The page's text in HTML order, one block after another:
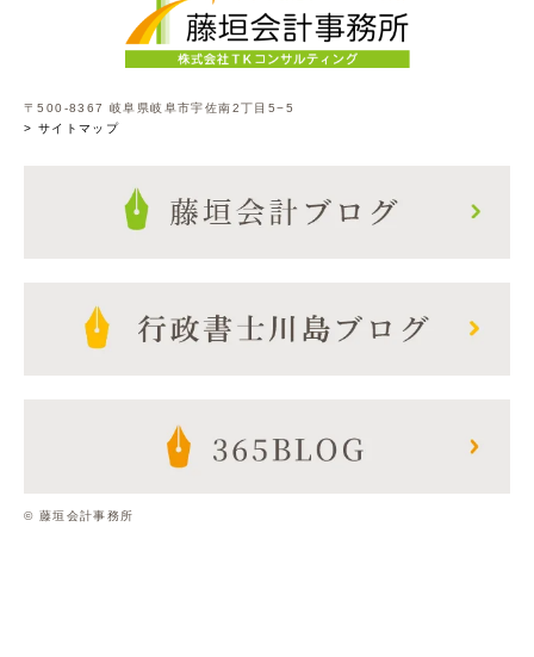
〒500-8367 岐阜県岐阜市宇佐南2丁目5−5
> サイトマップ
© 藤垣会計事務所